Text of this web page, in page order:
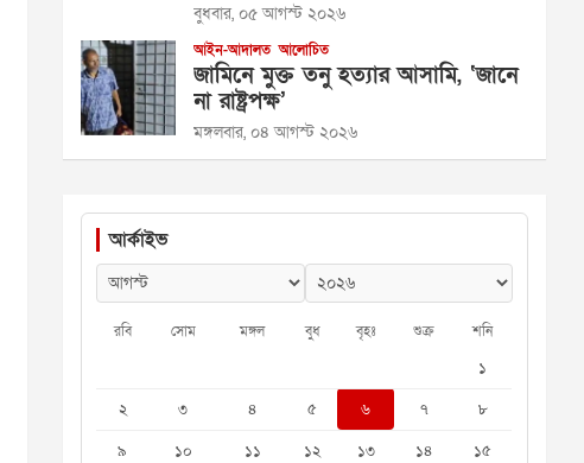
বুধবার, ০৫ আগস্ট ২০২৬
আইন-আদালত আলোচিত
জামিনে মুক্ত তনু হত্যার আসামি, ‘জানে
না রাষ্ট্রপক্ষ’
মঙ্গলবার, ০৪ আগস্ট ২০২৬
আর্কাইভ
রবি সোম মঙ্গল বুধ বৃহঃ শুক্র শনি
১
২
৩ ৪ ৫ ৬ ৭
৮
৯
১০ ১১ ১২ ১৩ ১৪
১৫